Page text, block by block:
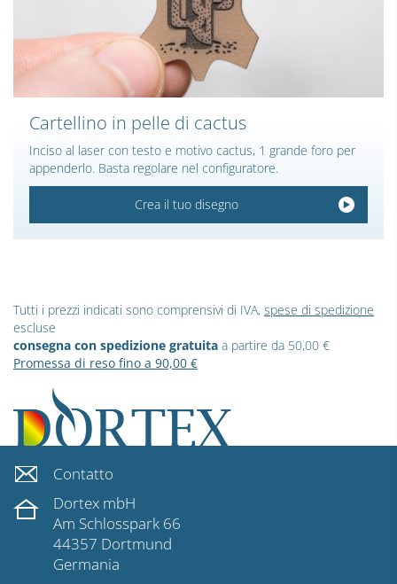
Cartellino in pelle di cactus
Inciso al laser con testo e motivo cactus, 1 grande foro per
appenderlo. Basta regolare nel configuratore.
Crea il tuo disegno
Tutti i prezzi indicati sono comprensivi di IVA, spese di spedizione
escluse
consegna con spedizione gratuita a partire da 50,00 €
Promessa di reso fino a 90,00 €
Contatto
Dortex mbH
Am Schlosspark 66
44357 Dortmund
Germania